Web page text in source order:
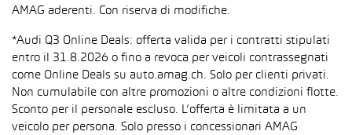
AMAG aderenti. Con riserva di modifiche.
*Audi Q3 Online Deals: offerta valida per i contratti stipulati
entro il 31.8.2026 o fino a revoca per veicoli contrassegnati
come Online Deals su auto.amag.ch. Solo per clienti privati.
Non cumulabile con altre promozioni o altre condizioni flotte.
Sconto per il personale escluso. L’offerta è limitata a un
veicolo per persona. Solo presso i concessionari AMAG